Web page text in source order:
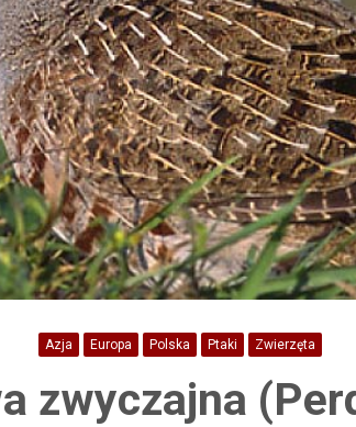
Azja Europa Polska Ptaki Zwierzęta
zwyczajna